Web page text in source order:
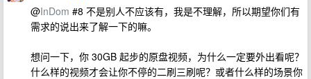
@InDom #8 不是别人不应该有，我是不理解，所以期望你们有
需求的说出来了解一下的嘛。
想问一下，你 30GB 起步的原盘视频，为什么一定要外出看呢？
什么样的视频才会让你不停的二刷三刷呢？或者什么样的场景你